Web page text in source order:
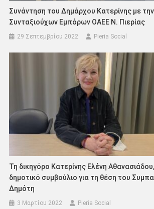
Συνάντηση του Δημάρχου Κατερίνης με
Συνταξιούχων Εμπόρων ΟΑΕΕ Ν. Πιερίας
29 Σεπτεμβρίου 2022 Pieria Social
Τη δικηγόρο Κατερίνης Ελένη
δημοτικό συμβούλιο για τη θέση του
Δημότη
3 Μαρτίου 2022 Pieria Social